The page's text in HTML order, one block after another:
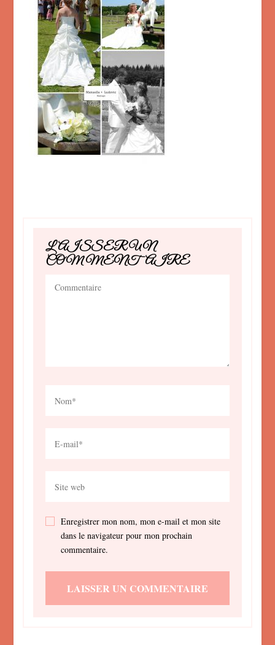
LAISSER UN
COMMENTAIRE
Enregistrer mon nom, mon e-mail et mon site
dans le navigateur pour mon prochain
commentaire.